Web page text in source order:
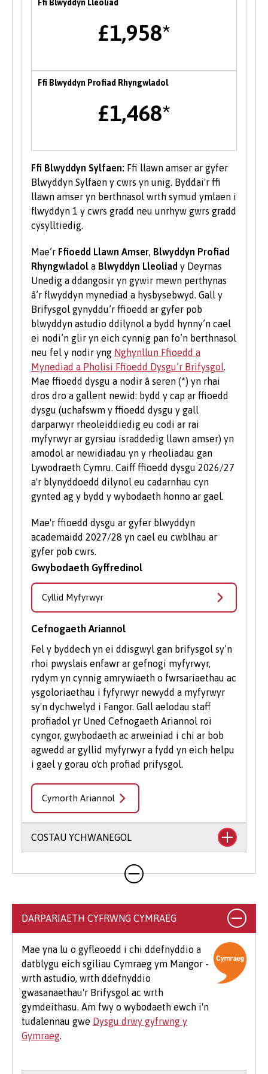
lle gall myfyrwyr gyfarfod a rhwydweithio gyda
ogystal â mynychu ystod o sgyrsiau gyrfa gyda
digwyddiadau gyrfaoedd â thema drwy gydol y
graddedigion Prifysgol Bangor i’w helpu i
ddatblygu eu sgiliau menter neu i’w cefnogi i
ddechrau busnes newydd, gan gynnwys
mentora un i un, gweithdai a chyfleoedd
ariannu.
Gwirfoddoli i Fyfyrwyr
Mae gwirfoddoli yn brofiad gwerthfawr ac yn
gwella eich sgiliau a'ch cyflogadwyedd.
Dysgwch fwy am gyfleoedd gwirfoddoli ar
wefanUndeb y Myfyrwyr.
Ffi Blwyddyn Lleoliad
£1,958*
Ffi Blwyddyn Profiad Rhyngwladol
£1,468*
Ffi Blwyddyn Sylfaen: Ffi llawn amser ar gyfer
Blwyddyn Sylfaen y cwrs yn unig. Byddai'r ffi
llawn amser yn berthnasol wrth symud ymlaen i
flwyddyn 1 y cwrs gradd neu unrhyw gwrs gradd
cysylltiedig.
Mae’r Ffioedd Llawn Amser Blwyddyn Profiad
Rhyngwladol a Blwyddyn Lleoliad y Deyrnas
Unedig a ddangosir yn gywir mewn perthynas
â’r flwyddyn mynediad a hysbysebwyd. Gall y
Brifysgol gynyddu’r ffioedd ar gyfer pob
blwyddyn astudio ddilynol a bydd hynny’n cael
ei nodi’n glir yn eich cynnig pan fo’n berthnasol
neu fel y nodir yng Nghynllun Ffioedd a
Mynediad a Pholisi Ffioedd Dysgu’r Brifysgol
Mae ffioedd dysgu a nodir â seren (*) yn rhai
dros dro a gallent newid: bydd y cap ar ffioedd
dysgu (uchafswm y ffioedd dysgu y gall
darparwyr rheoleiddiedig eu codi ar rai
myfyrwyr ar gyrsiau israddedig llawn amser) yn
amodol ar newidiadau yn y rheoliadau gan
Lywodraeth Cymru. Caiff ffioedd dysgu 2026/27
a'r blynyddoedd dilynol eu cadarnhau cyn
gynted ag y bydd y wybodaeth honno ar gael.
Mae'r ffioedd dysgu ar gyfer blwyddyn
academaidd 2027/28 yn cael eu cwblhau ar
gyfer pob cwrs.
Gwybodaeth Gyffredinol
Cyllid Myfyrwyr
Cefnogaeth Ariannol
Fel y byddech yn ei ddisgwyl gan brifysgol sy’n
rhoi pwyslais enfawr ar gefnogi myfyrwyr,
rydym yn cynnig amrywiaeth o fwrsariaethau ac
ysgoloriaethau i fyfyrwyr newydd a myfyrwyr
sy'n dychwelyd i Fangor. Gall aelodau staff
profiadol yr Uned Cefnogaeth Ariannol roi
cyngor, gwybodaeth ac arweiniad i chi ar bob
agwedd ar gyllid myfyrwyr a fydd yn eich helpu
i gael y gorau o'ch profiad prifysgol.
Cymorth Ariannol
COSTAU YCHWANEGOL
Mae'n debygol y bydd eich cwrs yn cynnwys
costau ychwanegol nad ydynt wedi'u cynnwys
dewisol a meddalwedd.
Mae hefyd rai costau ychwanegol cyffredin sy'n
debygol o godi i fyfyrwyr ar bob cwrs, er
enghraifft os byddwch yn mynychu eich
Seremoni Raddio, bydd cost am logi gŵn (£25-
£75) a chost am docynnau gwestai ychwanegol
DARPARIAETH CYFRWNG CYMRAEG
Mae yna lu o gyfleoedd i chi ddefnyddio a
datblygu eich sgiliau Cymraeg ym Mangor -
wrth astudio, wrth ddefnyddio
gwasanaethau'r Brifysgol ac wrth
gymdeithasu. Am fwy o wybodaeth ewch i'n
tudalennau gwe Dysgu drwy gyfrwng y
Gymraeg